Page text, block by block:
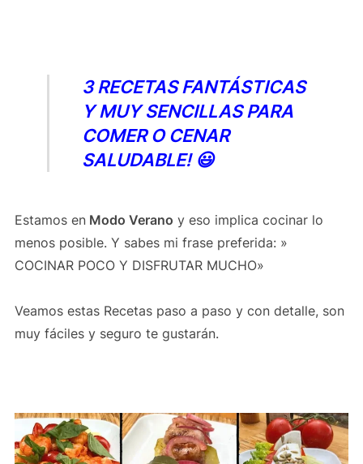
3 RECETAS FANTÁSTICAS
Y MUY SENCILLAS PARA
COMER O CENAR
SALUDABLE! 😃
Estamos enModo Verano y eso implica cocinar lo
menos posible. Y sabes mi frase preferida: »
COCINAR POCO Y DISFRUTAR MUCHO»
Veamos estas Recetas paso a paso y con detalle, son
muy fáciles y seguro te gustarán.